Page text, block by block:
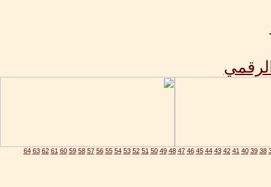
38
39
40
41
42
43
44
45
46
47
48
49
50
51
52
53
54
55
56
57
58
59
60
61
62
63
64